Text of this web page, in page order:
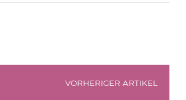
VORHERIGER ARTIKEL